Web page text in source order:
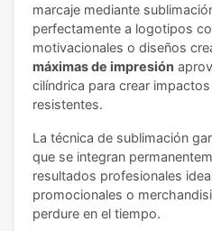
marcaje mediante
perfectamente a logotipos
motivacionales o diseños
máximas de impresión
cilíndrica para crear
resistentes.
La técnica de sublimación
que se integran
resultados profesionales
promocionales o
perdure en el tiempo.